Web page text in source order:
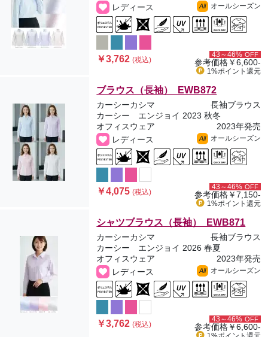
レディース
All オールシーズン
￥3,762(税込)
43～46% OFF
参考価格￥6,600-
1%ポイント 還元
ブラウス（長袖） EWB872
カーシーカシマ
長袖ブラウス
カーシー エンジョイ 2023 秋冬
オフィスウェア
2023年発売
レディース
All オールシーズン
￥4,075(税込)
43～46% OFF
参考価格￥7,150-
1%ポイント 還元
シャツブラウス（長袖） EWB871
カーシーカシマ
長袖ブラウス
カーシー エンジョイ 2026 春夏
オフィスウェア
2023年発売
レディース
All オールシーズン
￥3,762(税込)
43～46% OFF
参考価格￥6,600-